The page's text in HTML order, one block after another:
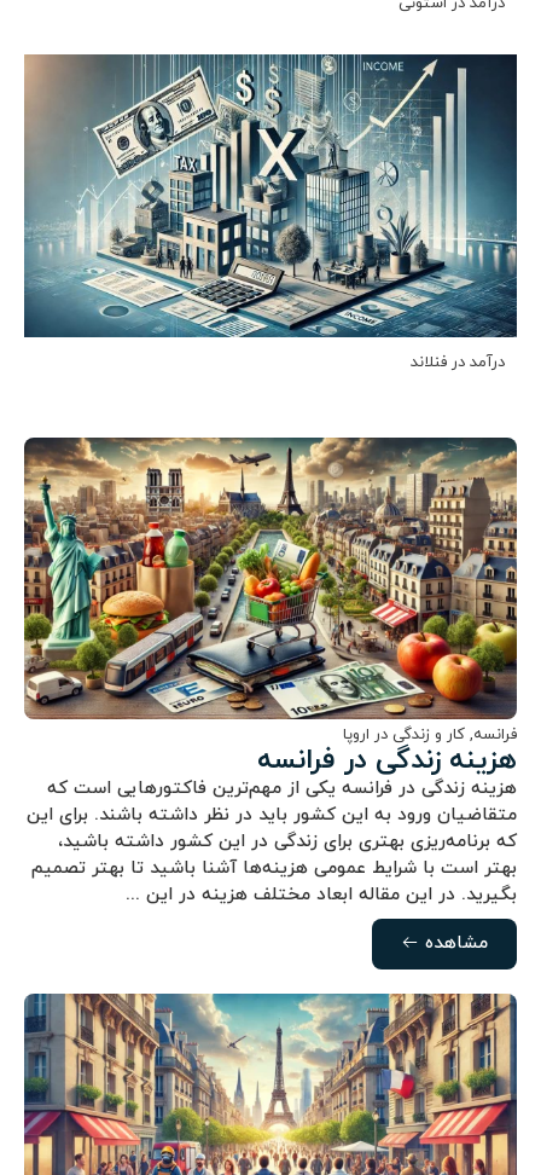
درآمد در فنلاند
فرانسه, کار و زندگی در اروپا
هزینه زندگی در فرانسه
هزینه زندگی در فرانسه یکی از مهم‌ترین فاکتورهایی است که
متقاضیان ورود به این کشور باید در نظر داشته باشند. برای این
که برنامه‌ریزی بهتری برای زندگی در این کشور داشته باشید،
بهتر است با شرایط عمومی هزینه‌ها آشنا باشید تا بهتر تصمیم
بگیرید. در این مقاله ابعاد مختلف هزینه در این ...
مشاهده